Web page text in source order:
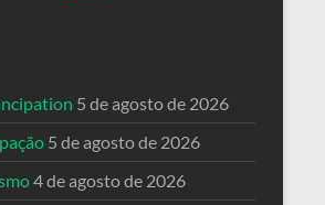
5 de agosto de 2026
5 de agosto de 2026
4 de agosto de 2026